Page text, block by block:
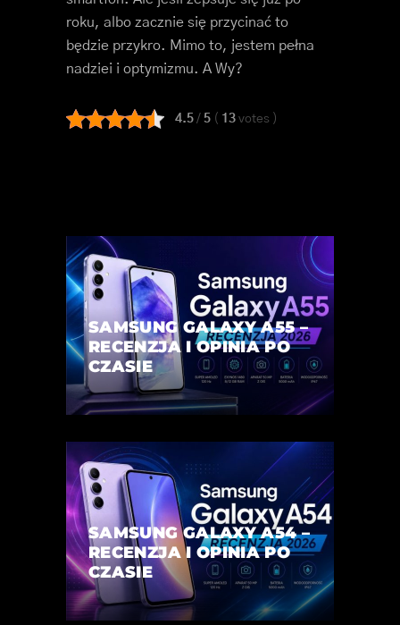
roku, albo zacznie się przycinać to
będzie przykro. Mimo to, jestem pełna
nadziei i optymizmu. A Wy?
4.5 / 5 ( 13 votes )
SAMSUNG GALAXY A55 –
RECENZJA I OPINIA PO
CZASIE
SAMSUNG GALAXY A54 –
RECENZJA I OPINIA PO
CZASIE